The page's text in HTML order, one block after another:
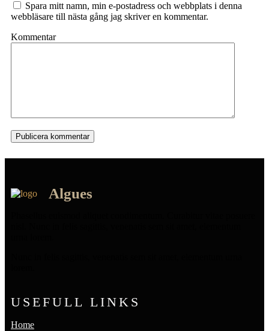
Spara mitt namn, min e-postadress och webbplats i denna
webbläsare till nästa gång jag skriver en kommentar.
Kommentar
Algues
USEFULL LINKS
Home